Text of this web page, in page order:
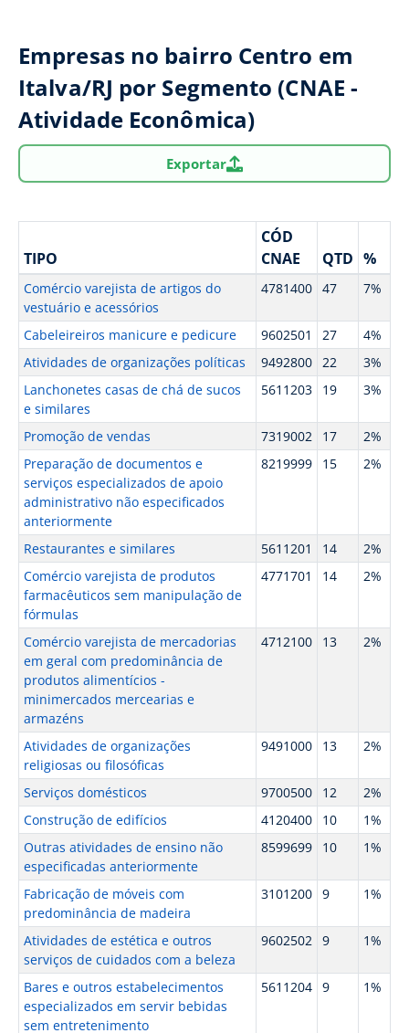
Empresas no bairro Centro em
Italva/RJ por Segmento (CNAE -
Atividade Econômica)
Exportar
TIPO
CÓD
CNAE
QTD %
Comércio varejista de artigos do
vestuário e acessórios
4781400 47 7%
Cabeleireiros manicure e pedicure 9602501 27
4%
Atividades de organizações políticas
9492800 22
3%
Lanchonetes casas de chá de sucos
e similares
5611203 19 3%
Promoção de vendas 7319002 17
2%
Preparação de documentos e
serviços especializados de apoio
administrativo não especificados
anteriormente
8219999 15 2%
Restaurantes e similares 5611201 14
2%
Comércio varejista de produtos
farmacêuticos sem manipulação de
fórmulas
4771701 14 2%
Comércio varejista de mercadorias
em geral com predominância de
produtos alimentícios -
minimercados mercearias e
armazéns
4712100 13 2%
Atividades de organizações
religiosas ou filosóficas
9491000 13 2%
Serviços domésticos 9700500 12
2%
Construção de edifícios
4120400 10
1%
Outras atividades de ensino não
especificadas anteriormente
8599699 10 1%
Fabricação de móveis com
predominância de madeira
3101200 9 1%
Atividades de estética e outros
serviços de cuidados com a beleza
9602502 9 1%
Bares e outros estabelecimentos
especializados em servir bebidas
sem entretenimento
5611204 9 1%